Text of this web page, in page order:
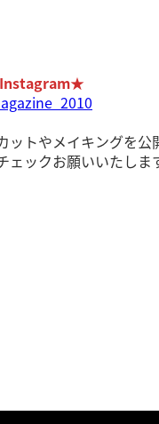
ットやメイキングを公
ェックお願いいたしま